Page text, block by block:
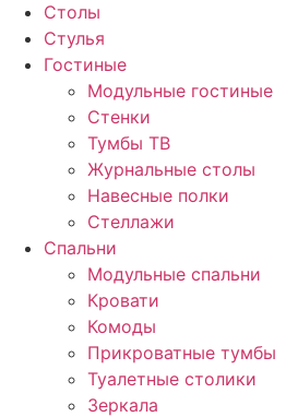
Столы
Стулья
Гостиные
Модульные гостиные
Стенки
Тумбы ТВ
Журнальные столы
Навесные полки
Стеллажи
Спальни
Модульные спальни
Кровати
Комоды
Прикроватные тумбы
Туалетные столики
Зеркала